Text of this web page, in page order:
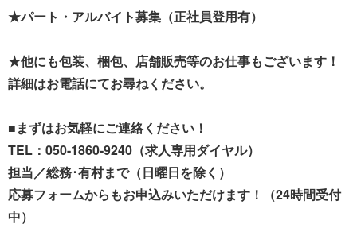
★パート・アルバイト募集（正社員登用有）
★他にも包装、梱包、店舗販売等のお仕事もございます！
詳細はお電話にてお尋ねください。
■まずはお気軽にご連絡ください！
TEL：050-1860-9240（求人専用ダイヤル）
担当／総務･有村まで（日曜日を除く）
応募フォームからもお申込みいただけます！（24時間受付
中）